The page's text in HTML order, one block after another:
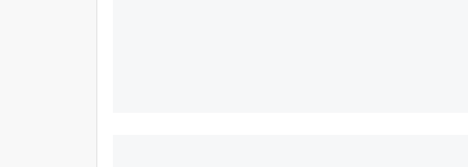
Bal arıları tehdit altında! Pestisitlerin